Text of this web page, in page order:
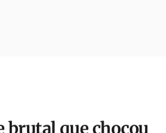
brutal que chocou